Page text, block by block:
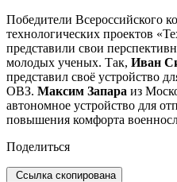
Победители Всероссийского
технологических проектов
представили свои
молодых ученых. Так, Иван
представил своё устройство
ОВЗ. Максим Запара из
автономное устройство для
повышения комфорта
Поделиться
Ссылка скопирована